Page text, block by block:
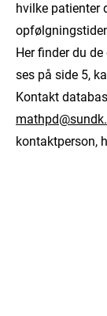
hvilke patienter
Her finder du
ses på side 5,
Kontakt
kontaktperson,